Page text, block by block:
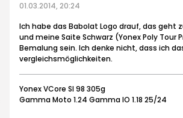
01.03.2014, 20:24
Ich habe das Babolat Logo drauf, das geht
und meine Saite Schwarz (Yonex Poly Tour
Bemalung sein. Ich denke nicht, dass ich
vergleichsmöglichkeiten.
Yonex VCore SI 98 305g
Gamma Moto 1.24 Gamma IO 1.18 25/24